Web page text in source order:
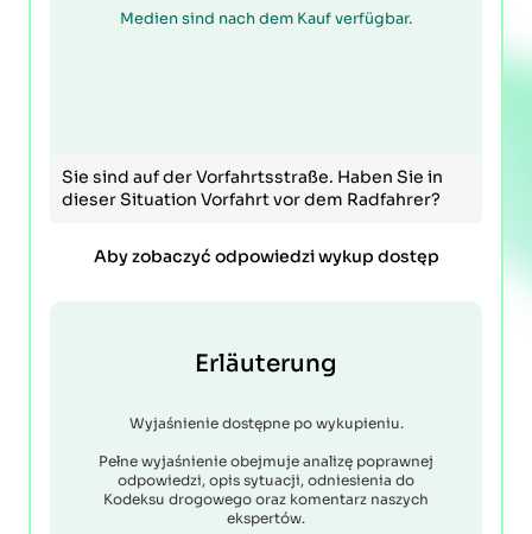
Medien sind nach dem Kauf verfügbar.
Sie sind auf der Vorfahrtsstraße. Haben Sie in
dieser Situation Vorfahrt vor dem Radfahrer?
Aby zobaczyć odpowiedzi wykup dostęp
Erläuterung
Wyjaśnienie dostępne po wykupieniu.
Pełne wyjaśnienie obejmuje analizę poprawnej
odpowiedzi, opis sytuacji, odniesienia do
Kodeksu drogowego oraz komentarz naszych
ekspertów.